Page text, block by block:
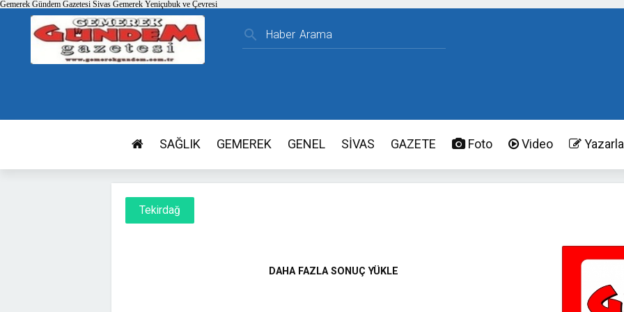
Gemerek Gündem Gazetesi Sivas Gemerek Yeniçubuk ve Çevresi
search
SAĞLIK GEMEREK GENEL SİVAS GAZETE Foto Video
Tekirdağ
DAHA FAZLA SONUÇ YÜKLE